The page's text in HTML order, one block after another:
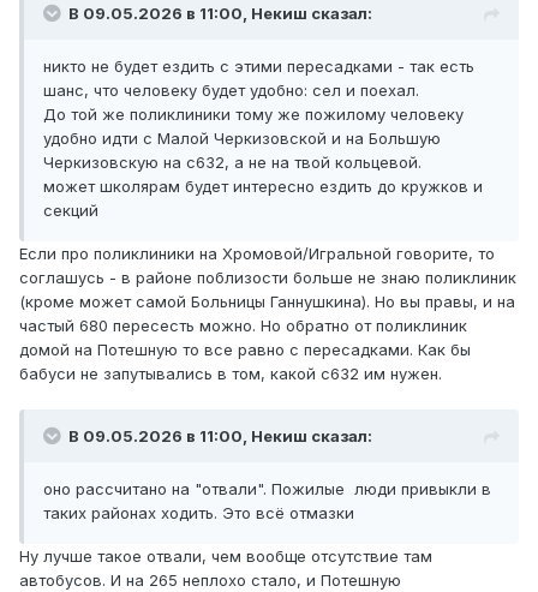
В 09.05.2026 в 11:00, Некиш сказал:
никто не будет ездить с этими пересадками - так есть
шанс, что человеку будет удобно: сел и поехал.
До той же поликлиники тому же пожилому человеку
удобно идти с Малой Черкизовской и на Большую
Черкизовскую на с632, а не на твой кольцевой.
может школярам будет интересно ездить до кружков и
секций
Если про поликлиники на Хромовой/Игральной говорите, то
соглашусь - в районе поблизости больше не знаю поликлиник
(кроме может самой Больницы Ганнушкина). Но вы правы, и на
частый 680 пересесть можно. Но обратно от поликлиник
домой на Потешную то все равно с пересадками. Как бы
бабуси не запутывались в том, какой с632 им нужен.
В 09.05.2026 в 11:00, Некиш сказал:
оно рассчитано на "отвали". Пожилые люди привыкли в
таких районах ходить. Это всё отмазки
Ну лучше такое отвали, чем вообще отсутствие там
автобусов. И на 265 неплохо стало, и Потешную